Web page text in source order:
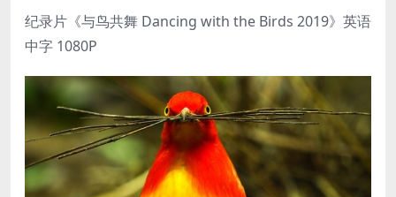
纪录片《与鸟共舞 Dancing with the Birds 2019》英语
中字 1080P